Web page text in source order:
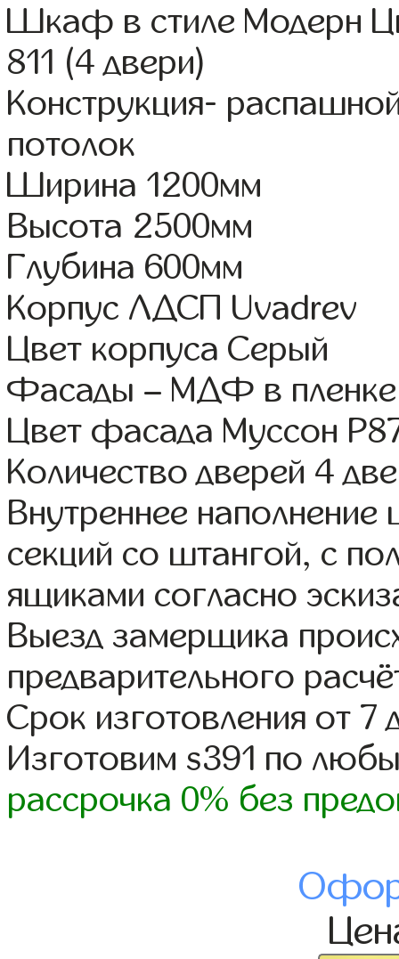
Шкаф в стиле Модерн
811 (4 двери)
Конструкция-
потолок
Ширина 1200мм
Высота 2500мм
Глубина 600мм
Корпус ЛДСП Uvadrev
Цвет корпуса Серый
Фасады – МДФ в
Цвет фасада Муссон
Количество дверей 4
Внутреннее
секций со штангой, с
ящиками согласно
Выезд замерщика
предварительного
Срок изготовления от 7
Изготовим s391 по
рассрочка 0% без